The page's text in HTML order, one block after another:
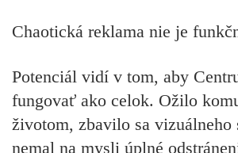
Chaotická reklama nie je
Potenciál vidí v tom, aby
fungovať ako celok. Ožilo
životom, zbavilo sa vizuálneho
nemal na mysli úplné